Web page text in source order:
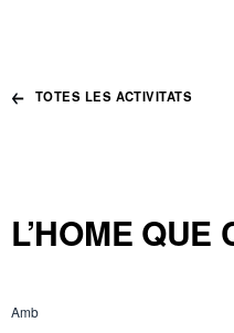
TOTES LES ACTIVITATS
L’HOME
Amb